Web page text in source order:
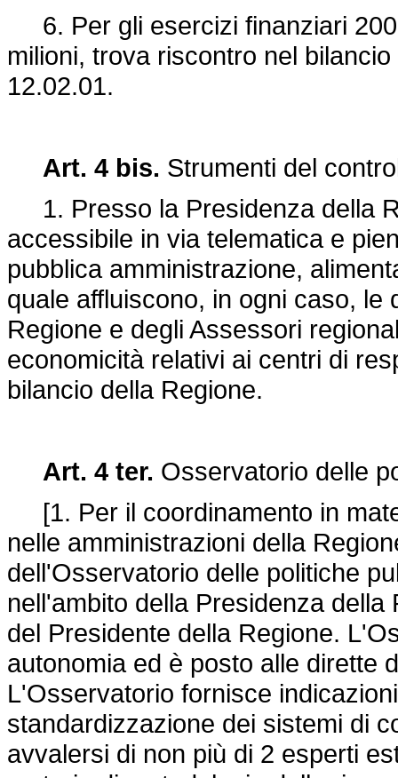
6. Per gli esercizi finanziari
milioni, trova riscontro nel
12.02.01.
Art. 4 bis. Strumenti del
1. Presso la Presidenza della
accessibile in via telematica e
pubblica amministrazione,
quale affluiscono, in ogni caso, le
Regione e degli Assessori
economicità relativi ai centri di
bilancio della Regione.
Art. 4 ter. Osservatorio delle
[1. Per il coordinamento in
nelle amministrazioni della
dell'Osservatorio delle politiche
nell'ambito della Presidenza
del Presidente della Regione.
autonomia ed è posto alle dirette
L'Osservatorio fornisce
standardizzazione dei sistemi di
avvalersi di non più di 2 esperti